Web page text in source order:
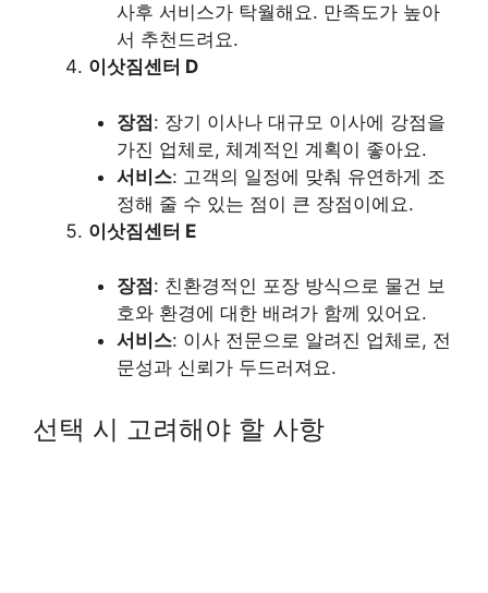
사후 서비스가 탁월해요. 만족도가 높아
서 추천드려요.
이삿짐센터 D
장점: 장기 이사나 대규모 이사에 강점을
가진 업체로, 체계적인 계획이 좋아요.
서비스: 고객의 일정에 맞춰 유연하게 조
정해 줄 수 있는 점이 큰 장점이에요.
이삿짐센터 E
장점 : 친환경적인 포장 방식으로 물건 보
호와 환경에 대한 배려가 함께 있어요.
서비스: 이사 전문으로 알려진 업체로, 전
문성과 신뢰가 두드러져요.
선택 시 고려해야 할 사항